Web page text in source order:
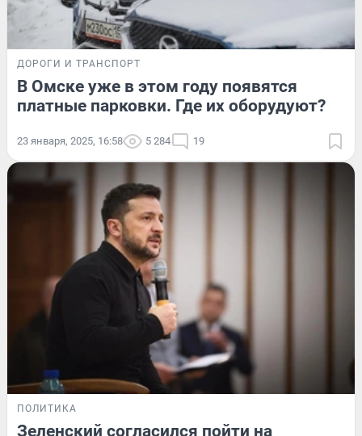
ДОРОГИ И ТРАНСПОРТ
В Омске уже в этом году появятся
платные парковки. Где их оборудуют?
23 января, 2025, 16:58 5 284 19
ПОЛИТИКА
Зеленский согласился пойти на